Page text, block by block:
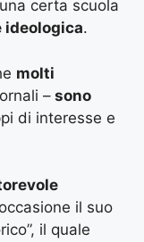
certa scuola
ideologica.
molti
– sono
di interesse e
il suo
il quale